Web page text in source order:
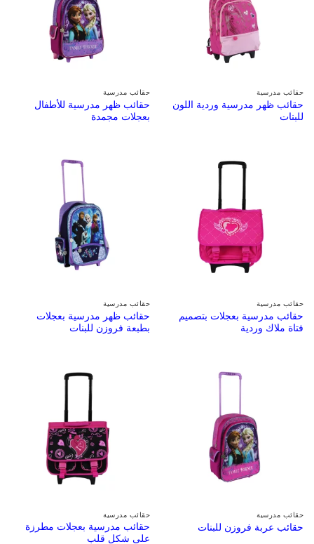
حقائب مدرسية
حقائب ظهر مدرسية وردية اللون
للبنات
حقائب مدرسية
حقائب ظهر مدرسية للأطفال
بعجلات مجمدة
حقائب مدرسية
حقائب مدرسية بعجلات بتصميم
فتاة ملاك وردية
حقائب مدرسية
حقائب ظهر مدرسية بعجلات
بطبعة فروزن للبنات
حقائب مدرسية
حقائب عربة فروزن للبنات
حقائب مدرسية
حقائب مدرسية بعجلات مطرزة
على شكل قلب